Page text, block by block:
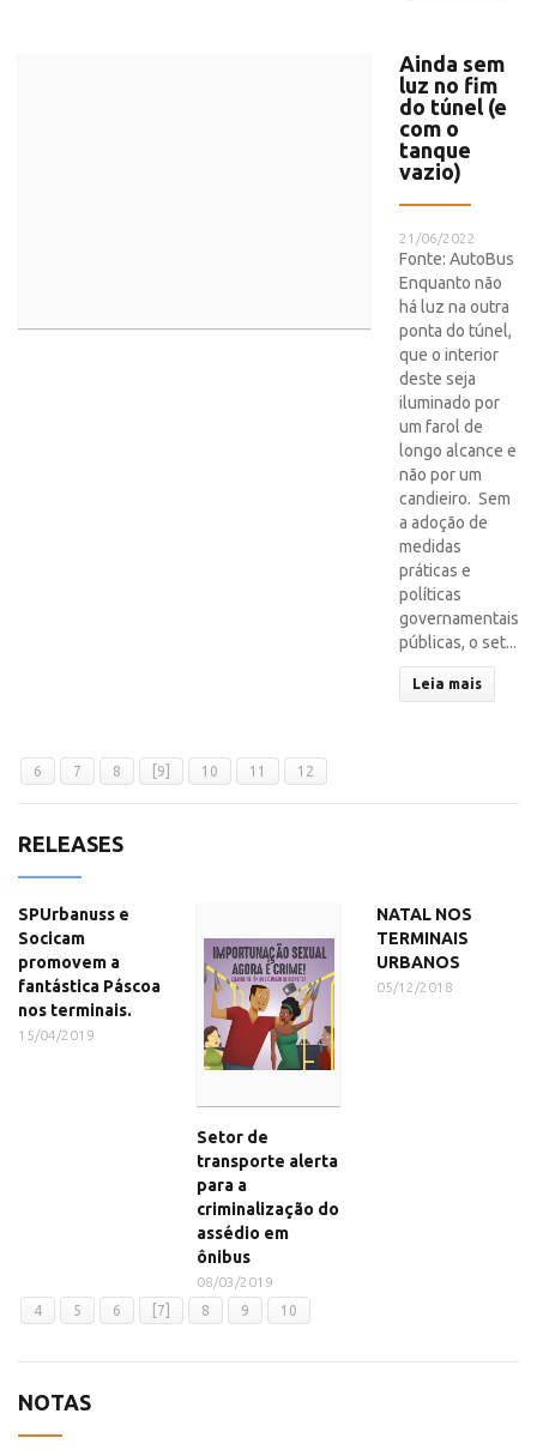
Ainda sem
luz no fim
do túnel (e
com o
tanque
vazio)
21/06/2022
Fonte: AutoBus
Enquanto não
há luz na outra
ponta do túnel,
que o interior
deste seja
iluminado por
um farol de
longo alcance e
não por um
candieiro. Sem
a adoção de
medidas
práticas e
políticas
governamentais
públicas, o set...
Leia mais
6 7 8 [9] 10 11 12
RELEASES
SPUrbanuss e
Socicam
promovem a
fantástica Páscoa
nos terminais.
15/04/2019
Setor de
transporte alerta
para a
criminalização do
assédio em
ônibus
08/03/2019
NATAL NOS
TERMINAIS
URBANOS
05/12/2018
4 5 6 [7] 8 9 10
NOTAS